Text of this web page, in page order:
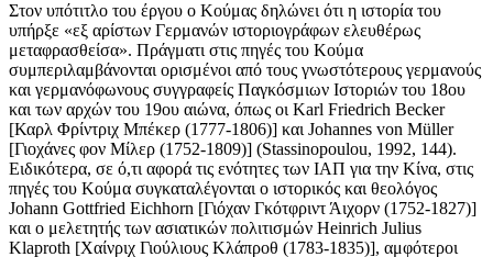
Στον υπότιτλο του έργου ο Κούμας δηλώνει ότι η ιστορία του
υπήρξε «εξ αρίστων Γερμανών ιστοριογράφων ελευθέρως
μεταφρασθείσα». Πράγματι στις πηγές του Κούμα
συμπεριλαμβάνονται ορισμένοι από τους γνωστότερους γερμανούς
και γερμανόφωνους συγγραφείς Παγκόσμιων Ιστοριών του 18ου
και των αρχών του 19ου αιώνα, όπως οι Karl Friedrich Becker
[Καρλ Φρίντριχ Μπέκερ (1777-1806)] και Johannes von Müller
[Γιοχάνες φον Μίλερ (1752-1809)] (Stassinopoulou, 1992, 144).
Ειδικότερα, σε ό,τι αφορά τις ενότητες των ΙΑΠ για την Κίνα, στις
πηγές του Κούμα συγκαταλέγονται ο ιστορικός και θεολόγος
Johann Gottfried Eichhorn [Γιόχαν Γκότφριντ Άιχορν (1752-1827)]
και ο μελετητής των ασιατικών πολιτισμών Heinrich Julius
Klaproth [Χαίνριχ Γιούλιους Κλάπροθ (1783-1835)], αμφότεροι